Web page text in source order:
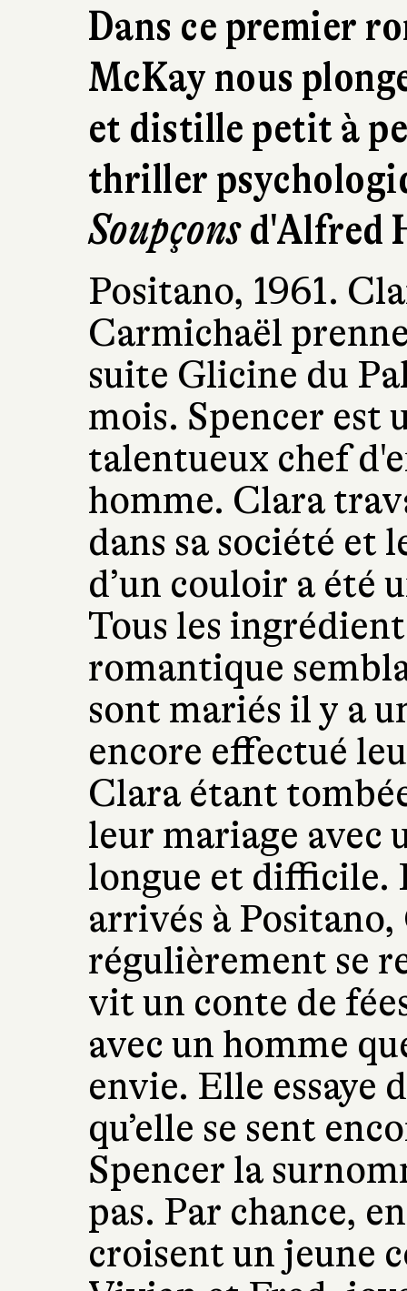
Dans ce premier
McKay nous
et distille petit à
thriller
Soupçonsd'Alfred
Positano, 1961.
Carmichaël
suite Glicine du
mois. Spencer est
talentueux chef
homme. Clara
dans sa société et
d’un couloir a été
Tous les
romantique
sont mariés il y a
encore effectué
Clara étant
leur mariage avec
longue et difficile.
arrivés à
régulièrement se
vit un conte de
avec un homme
envie. Elle essaye
qu’elle se sent
Spencer la
pas. Par chance,
croisent un jeune